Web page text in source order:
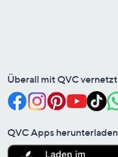
Überall mit QVC vernetzt
QVC Apps herunterladen